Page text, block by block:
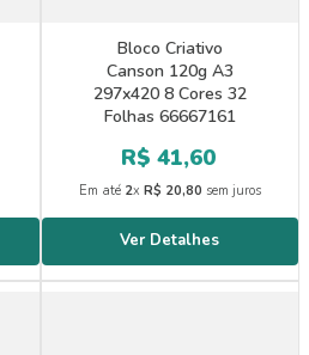
Bloco Criativo
Canson 120g A3
297x420 8 Cores 32
Folhas 66667161
R$ 41,60
Em até 2x R$ 20,80 sem juros